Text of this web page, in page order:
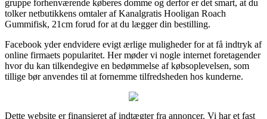
gruppe forhenværende køberes domme og derfor er det smart, at du
tolker netbutikkens omtaler af Kanalgratis Hooligan Roach
Gummifisk, 21cm forud for at du lægger din bestilling.
Facebook yder endvidere evigt ærlige muligheder for at få indtryk af
online firmaets popularitet. Her møder vi nogle internet foretagender
hvor du kan tilkendegive en bedømmelse af købsoplevelsen, som
tillige bør anvendes til at fornemme tilfredsheden hos kunderne.
Dette website er finansieret af indtægter fra annoncer. Vi har et fast